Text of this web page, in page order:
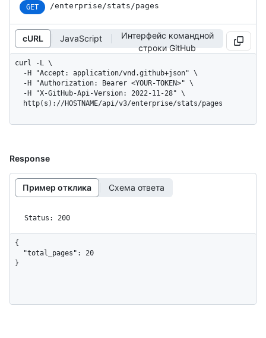
GET /enterprise/stats/pages
cURL JavaScript
Интерфейс командной
строки GitHub
curl -L \
  http(s)://HOSTNAME/api/v3/enterprise/stats/pages
Response
Пример отклика Схема ответа
Status: 200
{
}